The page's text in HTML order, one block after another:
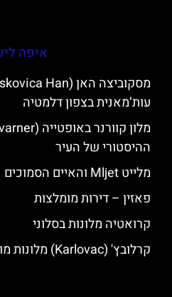
איפה
עות’מאנית בצפון דלמטיה
ההיסטורי של העיר
מלייט Mljet והאיים הסמוכים – מלונות מומלצים
פאזין – דירות מומלצות
קרואטיה מלונות בסלוני
קרלובץ' (Karlovac) מלונות מומלצים